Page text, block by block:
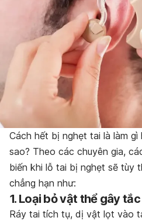
Cách hết bị nghẹt tai là làm
sao? Theo các chuyên gia,
biến khi lỗ tai bị nghẹt sẽ tùy
chẳng hạn như:
1. Loại bỏ vật thể gây
Ráy tai tích tụ, dị vật lọt vào